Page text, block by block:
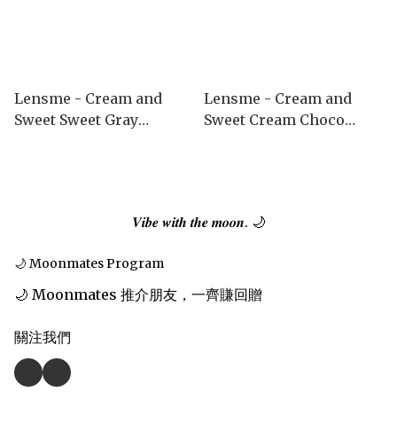
Lensme - Cream and
Sweet Sweet Gray
Lensme - Cream and
Sweet Cream Choco
𝑽𝒊𝒃𝒆 𝒘𝒊𝒕𝒉 𝒕𝒉𝒆 𝒎𝒐𝒐𝒏. 🌙
🌙 Moonmates Program
🌙 Moonmates 推介朋友，一齊賺回贈
關注我們